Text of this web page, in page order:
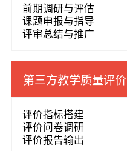
前期调研与评估
课题申报与指导
评审总结与推广
第三方教学质量评价
评价指标搭建
评价问卷调研
评价报告输出